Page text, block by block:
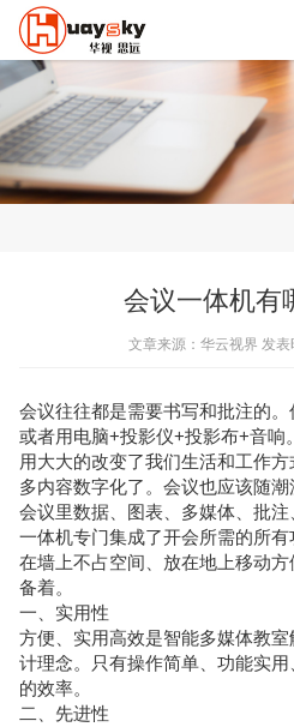
会议一体机有
文章来源：华云视界 发
会议往往都是需要书写和批注的
或者用电脑+投影仪+投影布+音响
用大大的改变了我们生活和工作
多内容数字化了。会议也应该随
会议里数据、图表、多媒体、批注
一体机专门集成了开会所需的所
在墙上不占空间、放在地上移动
备着。
一、实用性
方便、实用高效是智能多媒体教
计理念。只有操作简单、功能实
的效率。
二、先进性